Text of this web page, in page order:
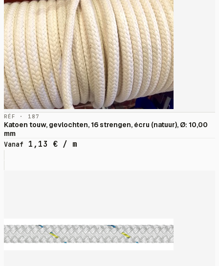
RÉF · 187
Katoen touw, gevlochten, 16 strengen, écru (natuur), Ø: 10,00
mm
Vanaf
1,13 € / m